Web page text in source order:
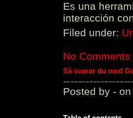
Es una
interacción
Filed under:
No Comments
Så svarar du med
Posted by - on